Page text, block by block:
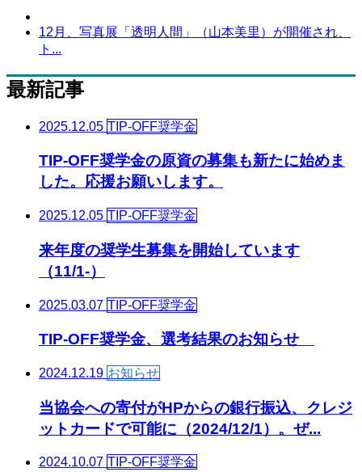
12月、写真展「透明人間」（山本美里）が開催され、
ト...
最新記事
2025.12.05 TIP-OFF奨学金
TIP-OFF奨学金の原資の募集も新たに始めま
した。応援お願いします。
2025.12.05 TIP-OFF奨学金
来年度の奨学生募集を開始しています
（11/1-）
2025.03.07 TIP-OFF奨学金
TIP-OFF奨学金、選考結果のお知らせ
2024.12.19 お知らせ
当協会への寄付がHPからの銀行振込、クレジ
ットカードで可能に（2024/12/1）。ぜ...
2024.10.07 TIP-OFF奨学金